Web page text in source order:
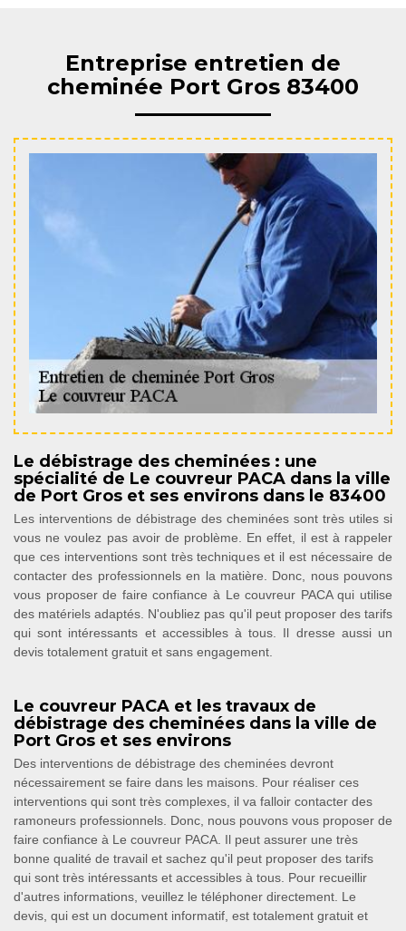
Entreprise entretien de
cheminée Port Gros 83400
Le débistrage des cheminées : une
spécialité de Le couvreur PACA dans la ville
de Port Gros et ses environs dans le 83400
Les interventions de débistrage des cheminées sont très utiles si
vous ne voulez pas avoir de problème. En effet, il est à rappeler
que ces interventions sont très techniques et il est nécessaire de
contacter des professionnels en la matière. Donc, nous pouvons
vous proposer de faire confiance à Le couvreur PACA qui utilise
des matériels adaptés. N'oubliez pas qu'il peut proposer des tarifs
qui sont intéressants et accessibles à tous. Il dresse aussi un
devis totalement gratuit et sans engagement.
Le couvreur PACA et les travaux de
débistrage des cheminées dans la ville de
Port Gros et ses environs
Des interventions de débistrage des cheminées devront
nécessairement se faire dans les maisons. Pour réaliser ces
interventions qui sont très complexes, il va falloir contacter des
ramoneurs professionnels. Donc, nous pouvons vous proposer de
faire confiance à Le couvreur PACA. Il peut assurer une très
bonne qualité de travail et sachez qu'il peut proposer des tarifs
qui sont très intéressants et accessibles à tous. Pour recueillir
d'autres informations, veuillez le téléphoner directement. Le
devis, qui est un document informatif, est totalement gratuit et